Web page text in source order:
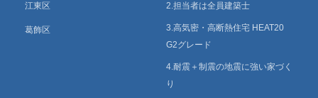
江東区
葛飾区
2.担当者は全員建築士
3.高気密・高断熱住宅 HEAT20
G2グレード
4.耐震＋制震の地震に強い家づく
り